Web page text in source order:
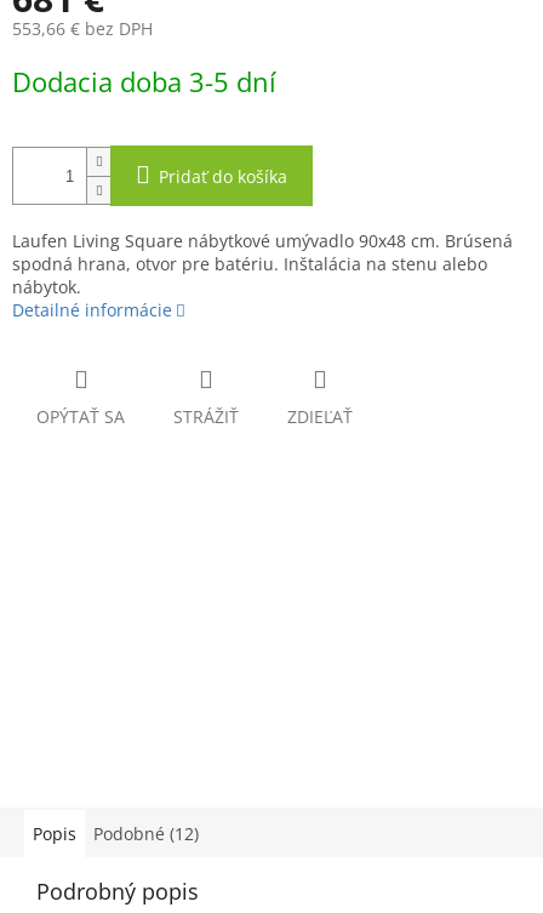
553,66 € bez DPH
cena:
Dodacia doba 3-5 dní
Pridať do košíka
Laufen Living Square nábytkové umývadlo 90x48 cm. Brúsená
spodná hrana, otvor pre batériu. Inštalácia na stenu alebo
nábytok.
Detailné informácie
OPÝTAŤ SA STRÁŽIŤ ZDIEĽAŤ
Popis Podobné (12)
Podrobný popis